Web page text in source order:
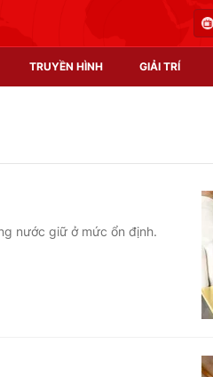
TRUYỀN HÌNH GIẢI TRÍ
nước giữ ở mức ổn định.